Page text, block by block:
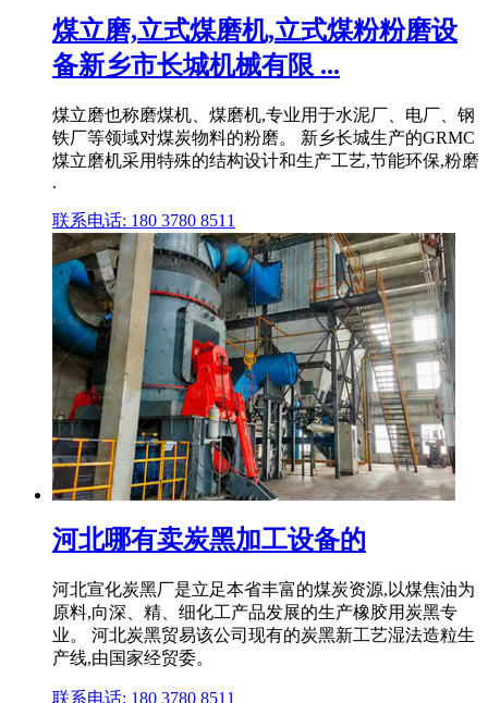
煤立磨,立式煤磨机,立式煤粉粉磨设
备新乡市长城机械有限 ...
煤立磨也称磨煤机、煤磨机,专业用于水泥厂、电厂、钢
铁厂等领域对煤炭物料的粉磨。 新乡长城生产的GRMC
煤立磨机采用特殊的结构设计和生产工艺,节能环保,粉磨
.
联系电话: 180 3780 8511
河北哪有卖炭黑加工设备的
河北宣化炭黑厂是立足本省丰富的煤炭资源,以煤焦油为
原料,向深、精、细化工产品发展的生产橡胶用炭黑专
业。 河北炭黑贸易该公司现有的炭黑新工艺湿法造粒生
产线,由国家经贸委。
联系电话: 180 3780 8511